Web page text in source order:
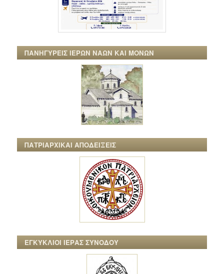
ΠΑΝΗΓΥΡΕΙΣ ΙΕΡΩΝ ΝΑΩΝ ΚΑΙ ΜΟΝΩΝ
ΠΑΤΡΙΑΡΧΙΚΑΙ ΑΠΟΔΕΙΞΕΙΣ
ΕΓΚΥΚΛΙΟΙ ΙΕΡΑΣ ΣΥΝΟΔΟΥ